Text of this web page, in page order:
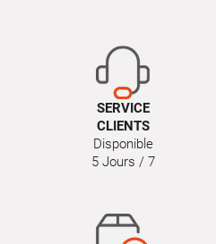
SERVICE
CLIENTS
Disponible
5 Jours / 7